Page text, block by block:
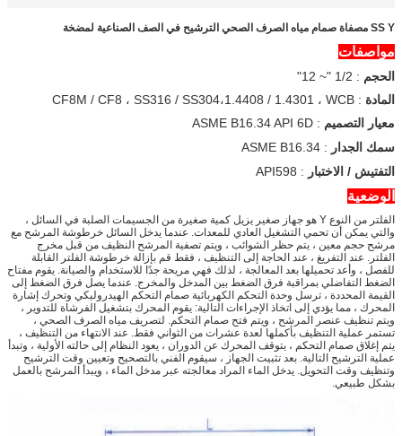
SS Y مصفاة صمام مياه الصرف الصحي الترشيح في الصف الصناعية لمضخة
مواصفات
الحجم : 1/2 "~ 12"
المادة : CF8M / CF8 ، SS316 / SS304،1.4408 / 1.4301 ، WCB
معيار التصميم : ASME B16.34 API 6D
سمك الجدار : ASME B16.34
التفتيش / الاختبار : API598
الوضعية
الفلتر من النوع Y هو جهاز صغير يزيل كمية صغيرة من الجسيمات الصلبة في السائل ،
والتي يمكن أن تحمي التشغيل العادي للمعدات. عندما يدخل السائل خرطوشة المرشح مع
مرشح حجم معين ، يتم حظر الشوائب ، ويتم تصفية المرشح النظيف من قبل مخرج
الفلتر. عند التفريغ ، عند الحاجة إلى التنظيف ، فقط قم بإزالة خرطوشة الفلتر القابلة
للفصل ، وأعد تحميلها بعد المعالجة ، لذلك فهي مريحة جدًا للاستخدام والصيانة. يقوم مفتاح
الضغط التفاضلي بمراقبة فرق الضغط بين المدخل والمخرج. عندما يصل فرق الضغط إلى
القيمة المحددة ، ترسل وحدة التحكم الكهربائية صمام التحكم الهيدروليكي وتحرك إشارة
المحرك ، مما يؤدي إلى اتخاذ الإجراءات التالية: يقوم المحرك بتشغيل الفرشاة للتدوير ،
ويتم تنظيف عنصر المرشح ، ويتم فتح صمام التحكم. لتصريف مياه الصرف الصحي ،
تستمر عملية التنظيف بأكملها لعدة عشرات من الثواني فقط. عند الانتهاء من التنظيف ،
يتم إغلاق صمام التحكم ، يتوقف المحرك عن الدوران ، يعود النظام إلى حالته الأولية ، وتبدأ
عملية الترشيح التالية. بعد تثبيت الجهاز ، سيقوم الفني بالتصحيح وتعيين وقت الترشيح
وتنظيف وقت التحويل. يدخل الماء المراد معالجته عبر مدخل الماء ، ويبدأ المرشح بالعمل
بشكل طبيعي.